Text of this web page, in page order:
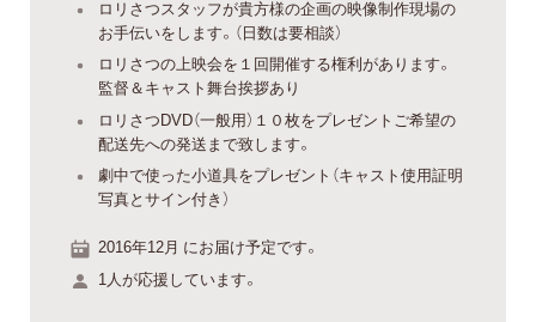
ロリさつスタッフが貴方様の企画の映像制作現場の
お手伝いをします。（日数は要相談）
ロリさつの上映会を１回開催する権利があります。
監督＆キャスト舞台挨拶あり
ロリさつDVD（一般用）１０枚をプレゼントご希望の
配送先への発送まで致します。
劇中で使った小道具をプレゼント（キャスト使用証明
写真とサイン付き）
2016年12月 にお届け予定です。
1人が応援しています。